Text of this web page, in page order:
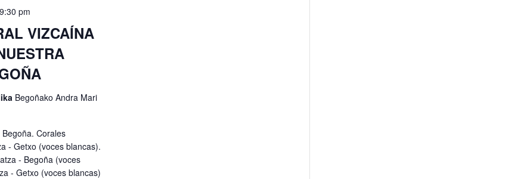
VIZCAÍNA
9:30 pm
Begoñako Andra Mari
Corales
- Getxo (voces blancas).
- Begoña (voces
- Getxo (voces blancas)